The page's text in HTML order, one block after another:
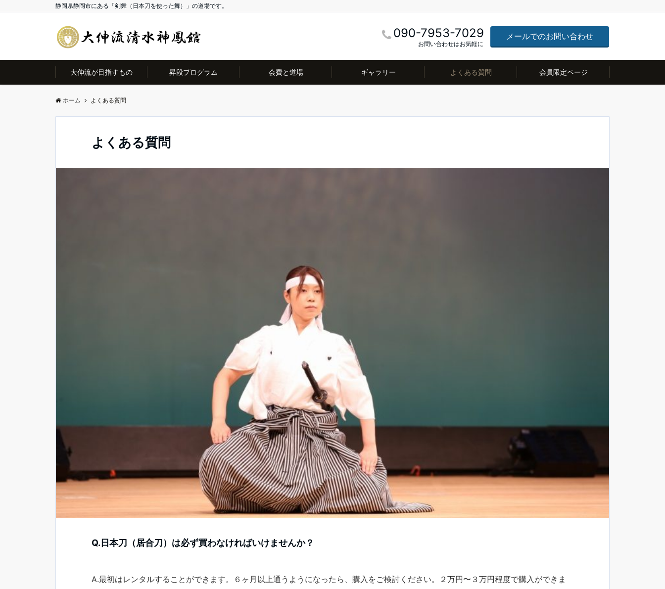
静岡県静岡市にある「剣舞（日本刀を使った舞）」の道場です。
090-7953-7029
お問い合わせはお気軽に
メールでのお問い合わせ
大伸流が目指すもの 昇段プログラム 会費と道場 ギャラリー よくある質問 会員限定ページ
ホーム よくある質問
よくある質問
Q.日本刀（居合刀）は必ず買わなければいけませんか？
A.最初はレンタルすることができます。６ヶ月以上通うようになったら、購入をご検討ください。２万円〜３万円程度で購入ができま